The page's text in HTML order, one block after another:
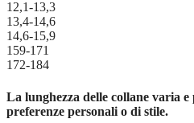
12,1-13,3
13,4-14,6
14,6-15,9
159-171
172-184
La lunghezza delle collane varia
preferenze personali o di stile.